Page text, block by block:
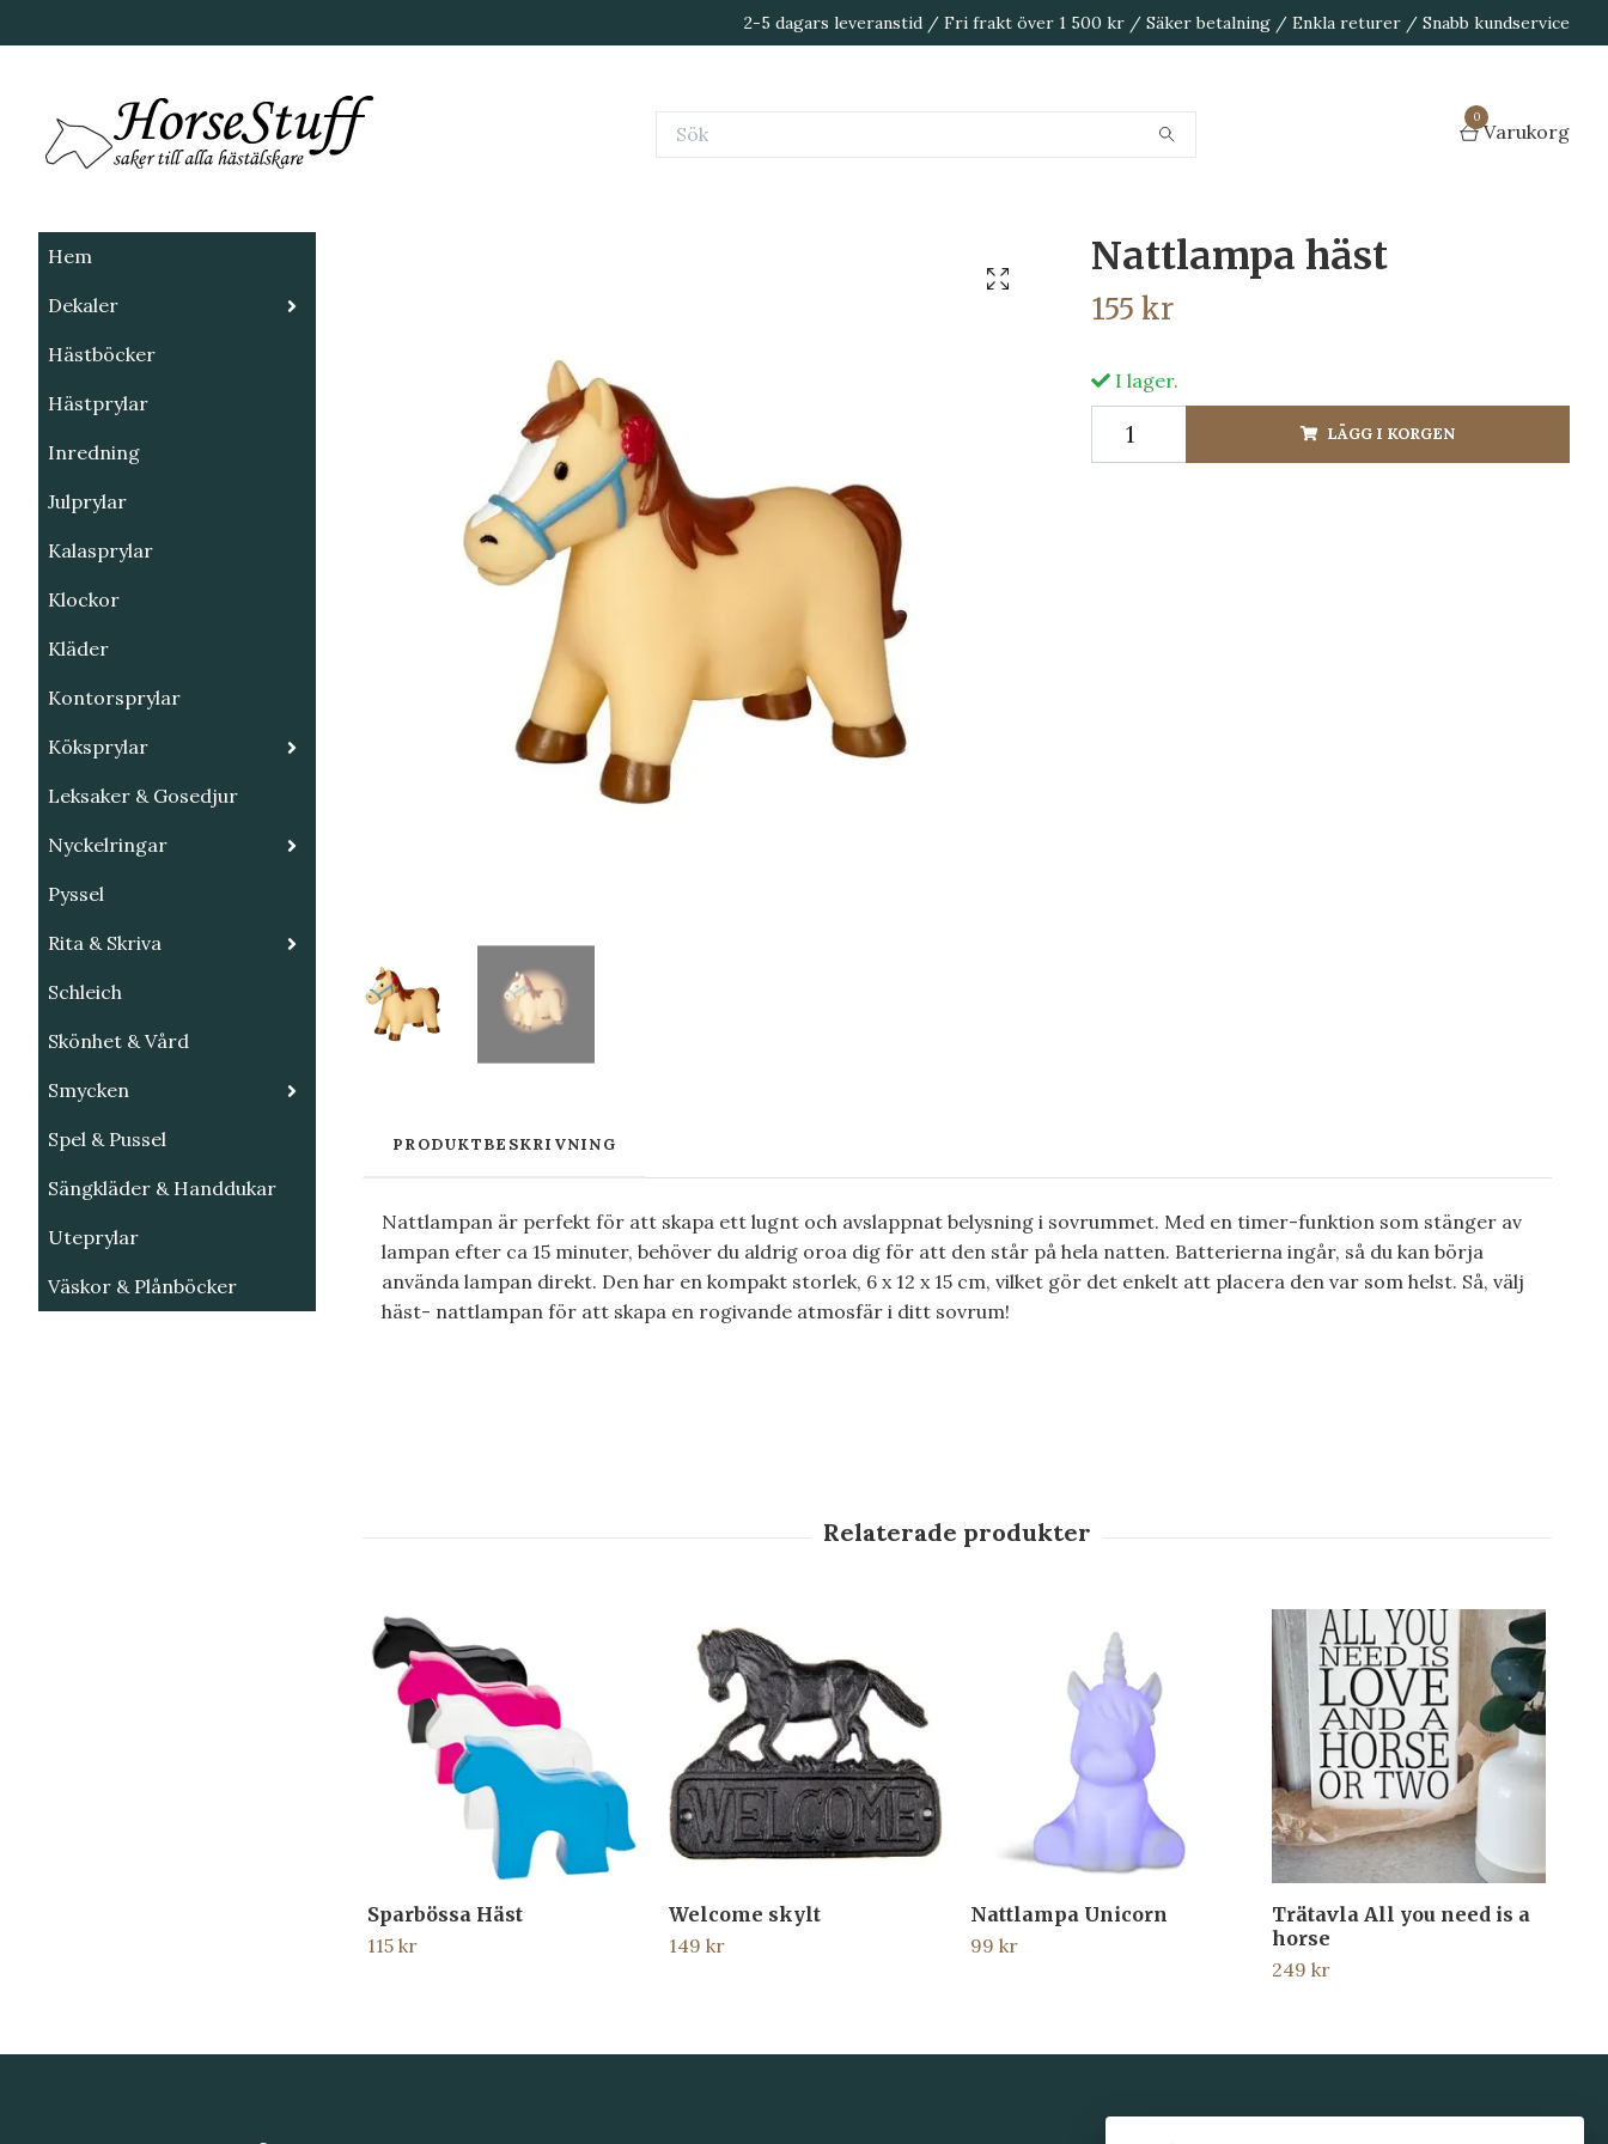
2-5 dagars leveranstid / Fri frakt över 1 500 kr / Säker betalning / Enkla returer / Snabb kundservice
0
Varukorg
Hem
Dekaler
Hästböcker
Hästprylar
Inredning
Julprylar
Kalasprylar
Klockor
Kläder
Kontorsprylar
Köksprylar
Leksaker & Gosedjur
Nyckelringar
Pyssel
Rita & Skriva
Schleich
Skönhet & Vård
Smycken
Spel & Pussel
Sängkläder & Handdukar
Uteprylar
Väskor & Plånböcker
Nattlampa häst
155 kr
I lager.
LÄGG I KORGEN
PRODUKTBESKRIVNING
Nattlampan är perfekt för att skapa ett lugnt och avslappnat belysning i sovrummet. Med en timer-funktion som stänger av
lampan efter ca 15 minuter, behöver du aldrig oroa dig för att den står på hela natten. Batterierna ingår, så du kan börja
använda lampan direkt. Den har en kompakt storlek, 6 x 12 x 15 cm, vilket gör det enkelt att placera den var som helst. Så, välj
häst- nattlampan för att skapa en rogivande atmosfär i ditt sovrum!
Sparbössa Häst
115 kr
Welcome skylt
149 kr
Nattlampa Unicorn
99 kr
Trätavla All you need is a
horse
249 kr